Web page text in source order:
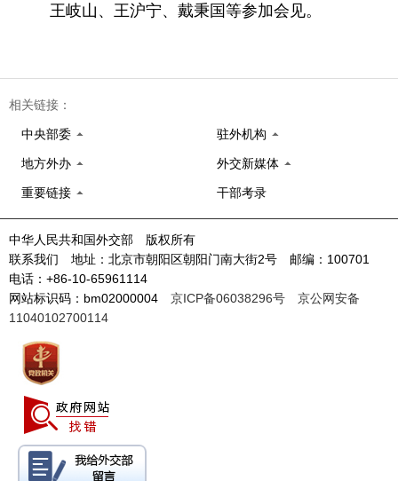
王岐山、王沪宁、戴秉国等参加会见。
相关链接：
中央部委 驻外机构
地方外办 外交新媒体
重要链接 干部考录
中华人民共和国外交部 版权所有
联系我们 地址：北京市朝阳区朝阳门南大街2号 邮编：100701
电话：+86-10-65961114
网站标识码：bm02000004 京ICP备06038296号
京公网安备
11040102700114